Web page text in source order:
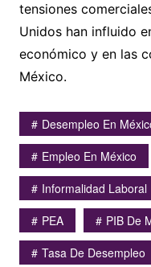
tensiones
Unidos han influido
económico y en las
México.
Desempleo En
Empleo En México
Informalidad Laboral
PEA
PIB De
Tasa De Desempleo